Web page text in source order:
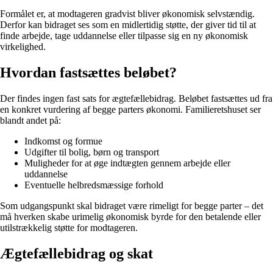
Formålet er, at modtageren gradvist bliver økonomisk selvstændig.
Derfor kan bidraget ses som en midlertidig støtte, der giver tid til at
finde arbejde, tage uddannelse eller tilpasse sig en ny økonomisk
virkelighed.
Hvordan fastsættes beløbet?
Der findes ingen fast sats for ægtefællebidrag. Beløbet fastsættes ud fra
en konkret vurdering af begge parters økonomi. Familieretshuset ser
blandt andet på:
Indkomst og formue
Udgifter til bolig, børn og transport
Muligheder for at øge indtægten gennem arbejde eller
uddannelse
Eventuelle helbredsmæssige forhold
Som udgangspunkt skal bidraget være rimeligt for begge parter – det
må hverken skabe urimelig økonomisk byrde for den betalende eller
utilstrækkelig støtte for modtageren.
Ægtefællebidrag og skat